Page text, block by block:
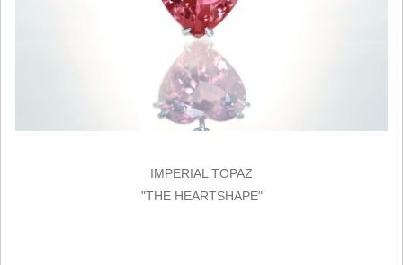
IMPERIAL TOPAZ
"THE HEARTSHAPE"